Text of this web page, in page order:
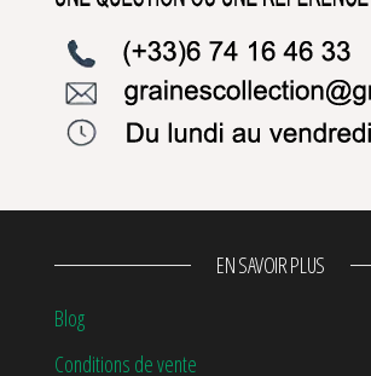
EN SAVOIR PLUS
Blog
Conditions de vente